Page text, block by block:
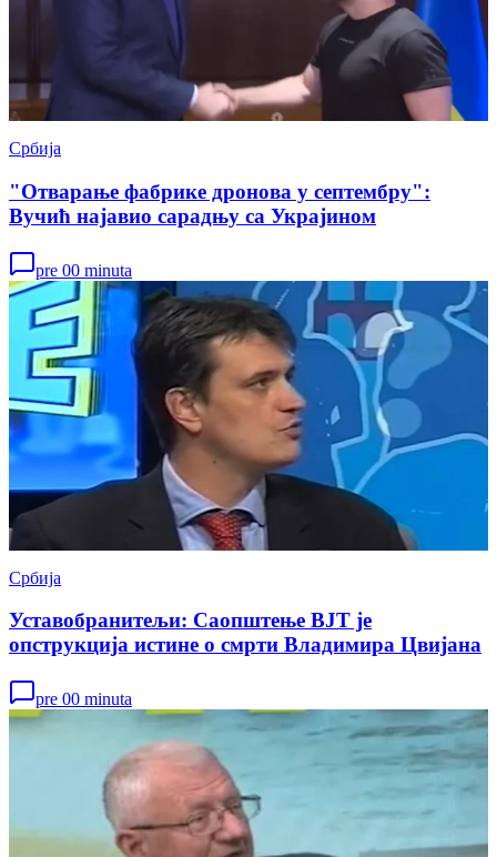
Србија
"Отварање фабрике дронова у септембру":
Вучић најавио сарадњу са Украјином
pre 00 minuta
Србија
Уставобранитељи: Саопштење ВЈТ је
опструкција истине о смрти Владимира Цвијана
pre 00 minuta